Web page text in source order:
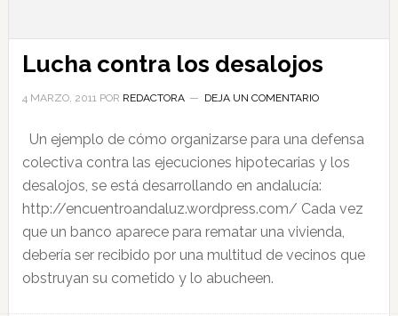
Lucha contra los desalojos
4 MARZO, 2011POR REDACTORA DEJA UN COMENTARIO
Un ejemplo de cómo organizarse para una defensa
colectiva contra las ejecuciones hipotecarias y los
desalojos, se está desarrollando en andalucía:
http://encuentroandaluz.wordpress.com/ Cada vez
que un banco aparece para rematar una vivienda,
debería ser recibido por una multitud de vecinos que
obstruyan su cometido y lo abucheen.